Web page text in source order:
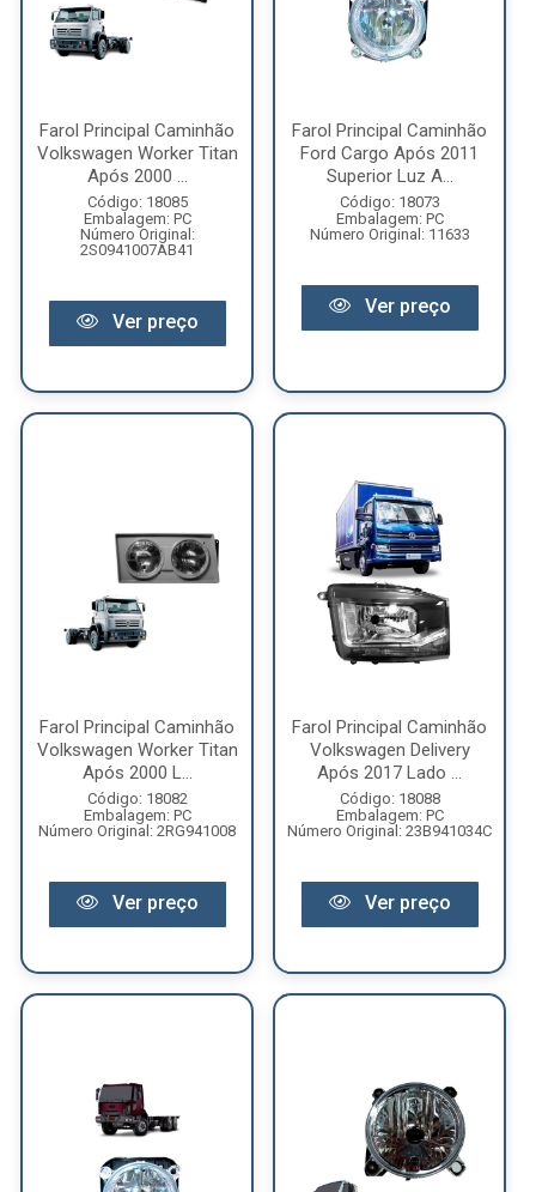
Farol Principal Caminhão
Volkswagen Worker Titan
Após 2000 ...
Código: 18085
Embalagem: PC
Número Original:
2S0941007AB41
Ver preço
Farol Principal Caminhão
Ford Cargo Após 2011
Superior Luz A...
Código: 18073
Embalagem: PC
Número Original: 11633
Ver preço
Farol Principal Caminhão
Volkswagen Worker Titan
Após 2000 L...
Código: 18082
Embalagem: PC
Número Original: 2RG941008
Ver preço
Farol Principal Caminhão
Volkswagen Delivery
Após 2017 Lado ...
Código: 18088
Embalagem: PC
Número Original: 23B941034C
Ver preço